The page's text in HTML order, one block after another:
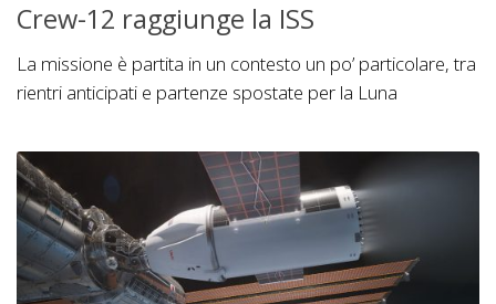
Crew-12 raggiunge la ISS
La missione è partita in un contesto un po’ particolare, tra
rientri anticipati e partenze spostate per la Luna